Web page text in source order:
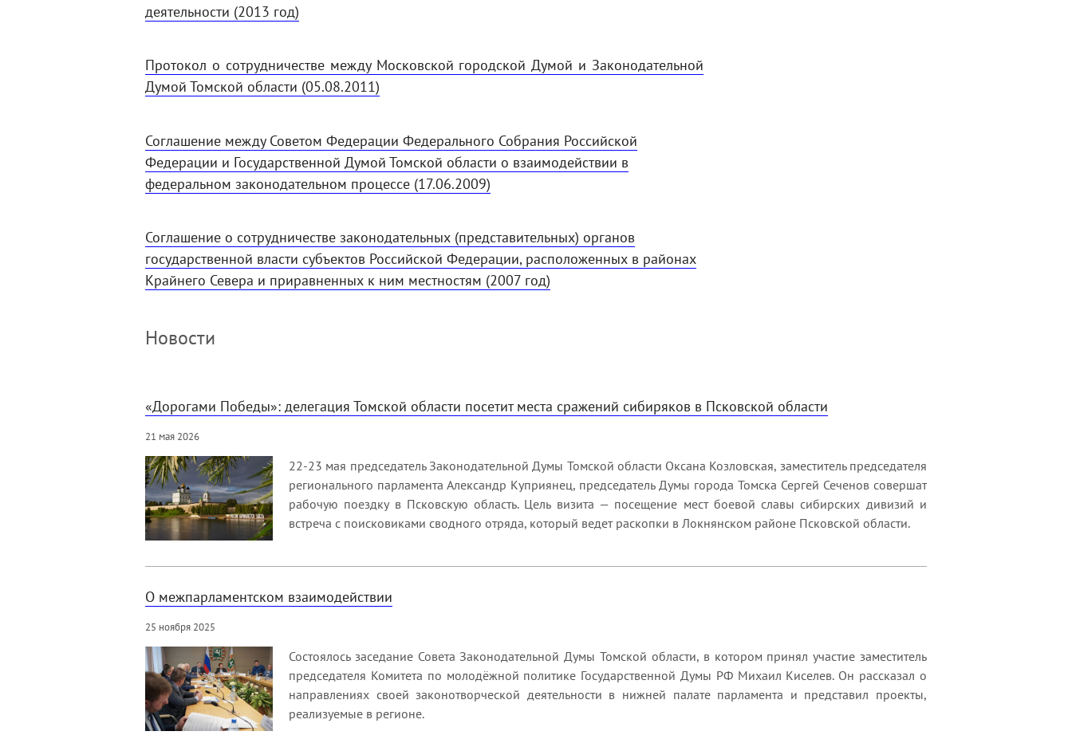
деятельности (2013 год)
Протокол о сотрудничестве между Московской городской Думой и Законодательной
Думой Томской области (05.08.2011)
Соглашение между Советом Федерации Федерального Собрания Российской
Федерации и Государственной Думой Томской области о взаимодействии в
федеральном законодательном процессе (17.06.2009)
Соглашение о сотрудничестве законодательных (представительных) органов
государственной власти субъектов Российской Федерации, расположенных в районах
Крайнего Севера и приравненных к ним местностям (2007 год)
Новости
«Дорогами Победы»: делегация Томской области посетит места сражений сибиряков в Псковской области
21 мая 2026
22-23 мая председатель Законодательной Думы Томской области Оксана Козловская, заместитель председателя
регионального парламента Александр Куприянец, председатель Думы города Томска Сергей Сеченов совершат
рабочую поездку в Псковскую область. Цель визита — посещение мест боевой славы сибирских дивизий и
встреча с поисковиками сводного отряда, который ведет раскопки в Локнянском районе Псковской области.
О межпарламентском взаимодействии
25 ноября 2025
Состоялось заседание Совета Законодательной Думы Томской области, в котором принял участие заместитель
председателя Комитета по молодёжной политике Государственной Думы РФ Михаил Киселев. Он рассказал о
направлениях своей законотворческой деятельности в нижней палате парламента и представил проекты,
реализуемые в регионе.